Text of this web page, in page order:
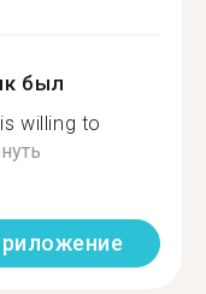
был
willing to